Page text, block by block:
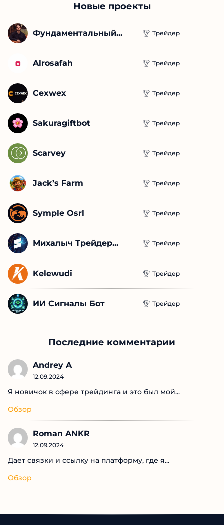
Новые проекты
Фундаментальный... Трейдер
Alrosafah Трейдер
Cexwex Трейдер
Sakuragiftbot Трейдер
Scarvey Трейдер
Jack’s Farm Трейдер
Symple Osrl Трейдер
Михалыч Трейдер... Трейдер
Kelewudi Трейдер
ИИ Сигналы Бот Трейдер
Последние комментарии
Andrey A
12.09.2024
Я новичок в сфере трейдинга и это был мой...
Обзор
Roman ANKR
12.09.2024
Дает связки и ссылку на платформу, где я...
Обзор